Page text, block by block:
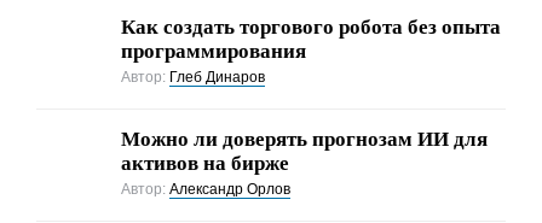
Как создать торгового робота без опыта
программирования
Автор: Глеб Динаров
Можно ли доверять прогнозам ИИ для
активов на бирже
Автор:Александр Орлов